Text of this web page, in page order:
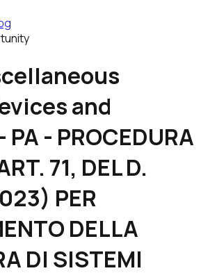
and
- PROCEDURA
71, DEL D.
PER
DELLA
DI SISTEMI